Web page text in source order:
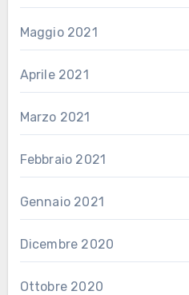
Maggio 2021
Aprile 2021
Marzo 2021
Febbraio 2021
Gennaio 2021
Dicembre 2020
Ottobre 2020